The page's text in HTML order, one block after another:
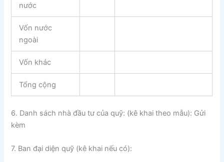
nước
Vốn nước
ngoài
Vốn khác
Tổng cộng
6. Danh sách nhà đầu tư của quỹ: (kê khai theo mẫu): Gửi
kèm
7. Ban đại diện quỹ (kê khai nếu có):